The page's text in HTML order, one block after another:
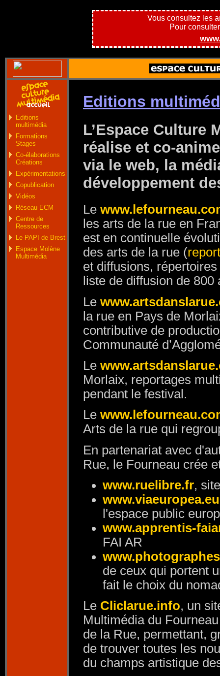
Vous consultez les
Pour
Editions
multimédia
Formations
Stages
Co-élaborations
Créations
Expérimentations
Copublication
Vidéos
Réseau ECM
Centre de
Ressources
Le PAPI de Brest
Espace Molène
Multimédia
Editions
L’Espace Culture
réalise et co-
via le web, la
développement
Le
les arts de la rue en
est en continuelle
des arts de la rue (
et diffusions,
liste de diffusion de
Le
la rue en Pays de
contributive de
Communauté
Le
Morlaix, reportages
pendant le festival.
Le
Arts de la rue qui
En partenariat avec
Rue, le Fourneau crée
www.ruelibre.fr,
www.viaeuropea.eu
l'espace public
www.apprentis-
FAI AR
de ceux qui portent
fait le choix du
Le Cliclarue.info, un
Multimédia du
de la Rue, permettant,
de trouver toutes les
du champs artistique